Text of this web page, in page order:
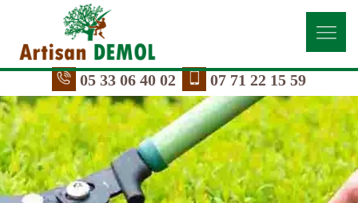
05 33 06 40 02 07 71 22 15 59